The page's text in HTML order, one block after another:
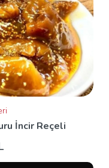
İncir Reçeli